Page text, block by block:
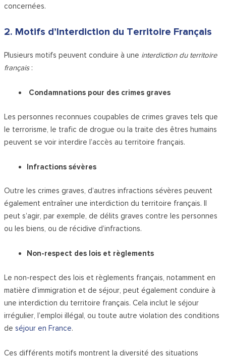
concernées.
2. Motifs d’Interdiction du Territoire Français
Plusieurs motifs peuvent conduire à une interdiction du territoire
français:
Condamnations pour des crimes graves
Les personnes reconnues coupables de crimes graves tels que
le terrorisme, le trafic de drogue ou la traite des êtres humains
peuvent se voir interdire l’accès au territoire français.
Infractions sévères
Outre les crimes graves, d’autres infractions sévères peuvent
également entraîner une interdiction du territoire français. Il
peut s’agir, par exemple, de délits graves contre les personnes
ou les biens, ou de récidive d’infractions.
Non-respect des lois et règlements
Le non-respect des lois et règlements français, notamment en
matière d’immigration et de séjour, peut également conduire à
une interdiction du territoire français. Cela inclut le séjour
irrégulier, l’emploi illégal, ou toute autre violation des conditions
deséjour en France.
Ces différents motifs montrent la diversité des situations